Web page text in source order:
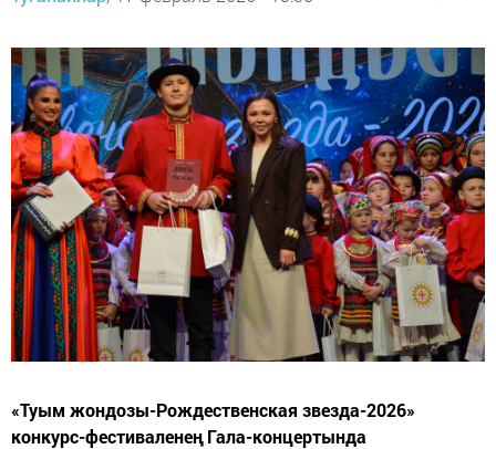
«Туым жондозы-Рождественская звезда-2026»
конкурс-фестиваленең Гала-концертында